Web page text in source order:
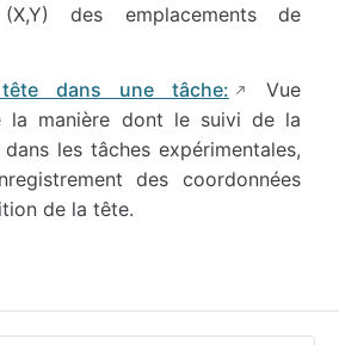
(X,Y) des emplacements de
dans une tâche:
Vue
la manière dont le suivi de la
les tâches expérimentales,
des coordonnées
de la tête.